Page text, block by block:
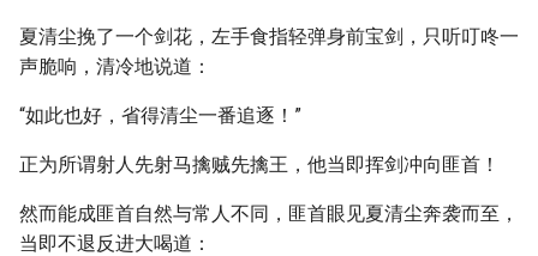
夏清尘挽了一个剑花，左手食指轻弹身前宝剑，只听叮咚一
声脆响，清冷地说道：
“如此也好，省得清尘一番追逐！”
正为所谓射人先射马擒贼先擒王，他当即挥剑冲向匪首！
然而能成匪首自然与常人不同，匪首眼见夏清尘奔袭而至，
当即不退反进大喝道：